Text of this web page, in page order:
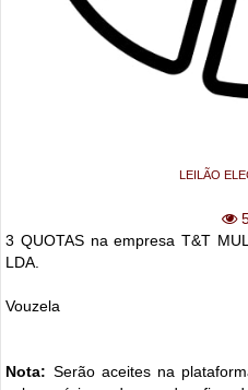
LEILÃO
3 QUOTAS na empresa T&T
LDA.
Vouzela
Nota: Serão aceites na